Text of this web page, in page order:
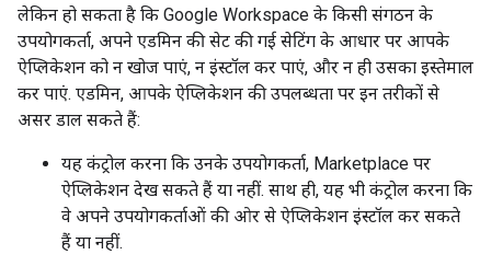
लेकिन हो सकता है कि Google Workspace के किसी संगठन के
उपयोगकर्ता, अपने एडमिन की सेट की गई सेटिंग के आधार पर आपके
ऐप्लिकेशन को न खोज पाएं, न इंस्टॉल कर पाएं, और न ही उसका इस्तेमाल
कर पाएं. एडमिन, आपके ऐप्लिकेशन की उपलब्धता पर इन तरीकों से
असर डाल सकते हैं:
यह कंट्रोल करना कि उनके उपयोगकर्ता, Marketplace पर
ऐप्लिकेशन देख सकते हैं या नहीं. साथ ही, यह भी कंट्रोल करना कि
वे अपने उपयोगकर्ताओं की ओर से ऐप्लिकेशन इंस्टॉल कर सकते
हैं या नहीं.